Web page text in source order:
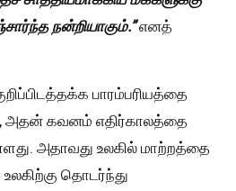
நன்றியாகும்.”எனத்
பாரம்பரியத்தை
அதன் கவனம் எதிர்காலத்தை
அதாவது உலகில் மாற்றத்தை
தொடர்ந்து